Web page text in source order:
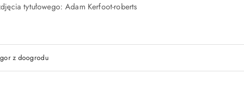
tytułowego: Adam Kerfoot-roberts
z doogrodu